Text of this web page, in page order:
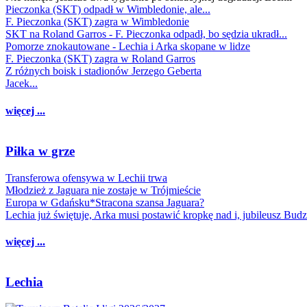
Pieczonka (SKT) odpadł w Wimbledonie, ale...
F. Pieczonka (SKT) zagra w Wimbledonie
SKT na Roland Garros - F. Pieczonka odpadł, bo sędzia ukradł...
Pomorze znokautowane - Lechia i Arka skopane w lidze
F. Pieczonka (SKT) zagra w Roland Garros
Z różnych boisk i stadionów Jerzego Geberta
Jacek...
więcej ...
Piłka w grze
Transferowa ofensywa w Lechii trwa
Młodzież z Jaguara nie zostaje w Trójmieście
Europa w Gdańsku*Stracona szansa Jaguara?
Lechia już świętuje, Arka musi postawić kropkę nad i, jubileusz
więcej ...
Lechia